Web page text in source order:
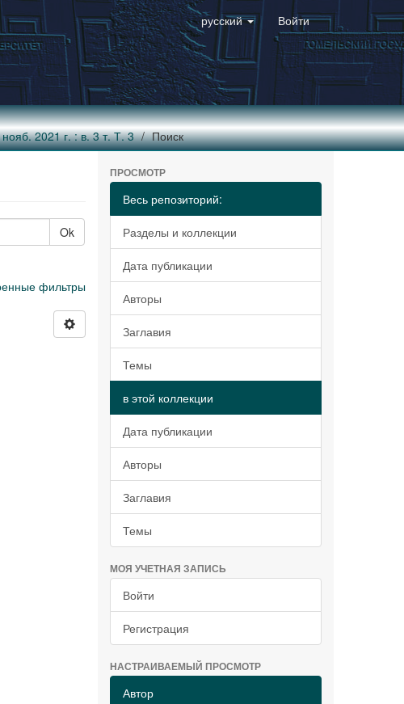
русский Войти
2021 г. : в. 3 т. Т. 3
Поиск
Ok
фильтры
ПРОСМОТР
Весь репозиторий:
Разделы и коллекции
Дата публикации
Авторы
Заглавия
Темы
в этой коллекции
Дата публикации
Авторы
Заглавия
Темы
МОЯ УЧЕТНАЯ ЗАПИСЬ
Войти
Регистрация
НАСТРАИВАЕМЫЙ ПРОСМОТР
Автор